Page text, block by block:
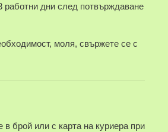
работни дни след потвърждаване
моля, свържете се с
брой или с карта на куриера при